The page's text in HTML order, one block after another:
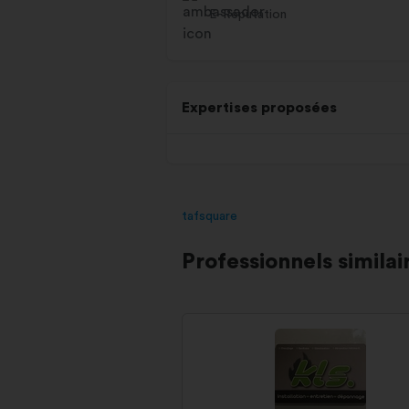
E-Réputation
Expertises proposées
tafsquare
Professionnels